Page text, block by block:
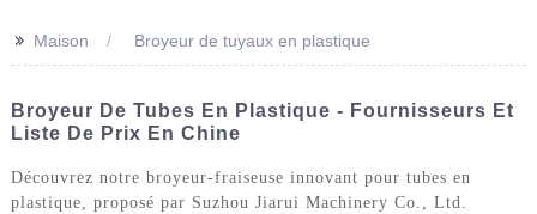
>> Maison Broyeur de tuyaux en plastique
Broyeur De Tubes En Plastique - Fournisseurs Et
Liste De Prix En Chine
Découvrez notre broyeur-fraiseuse innovant pour tubes en
plastique, proposé par Suzhou Jiarui Machinery Co., Ltd.